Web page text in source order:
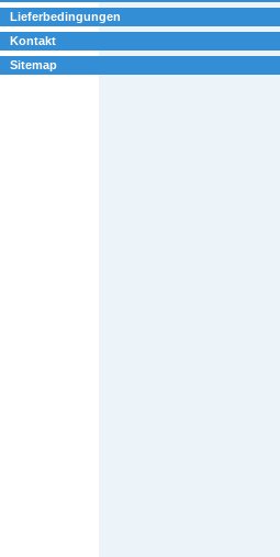
Lieferbedingungen
Kontakt
Sitemap